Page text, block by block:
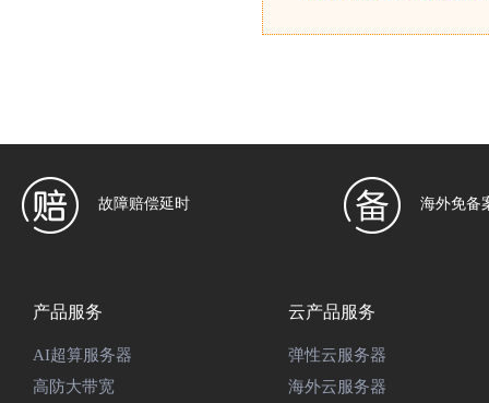
故障赔偿延时 海外免备
产品服务
AI超算服务器
高防大带宽
云产品服务
弹性云服务器
海外云服务器